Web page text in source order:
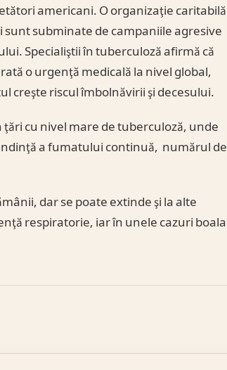
americani. O organizaţie caritabilă
subminate de campaniile agresive
Specialiştii în tuberculoză afirmă că
o urgenţă medicală la nivel global,
creşte riscul îmbolnăvirii şi decesului.
cu nivel mare de tuberculoză, unde
a fumatului continuă, numărul de
dar se poate extinde şi la alte
respiratorie, iar în unele cazuri boala